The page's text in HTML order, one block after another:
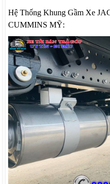
Hệ Thống Khung Gầm Xe
CUMMINS MỸ: